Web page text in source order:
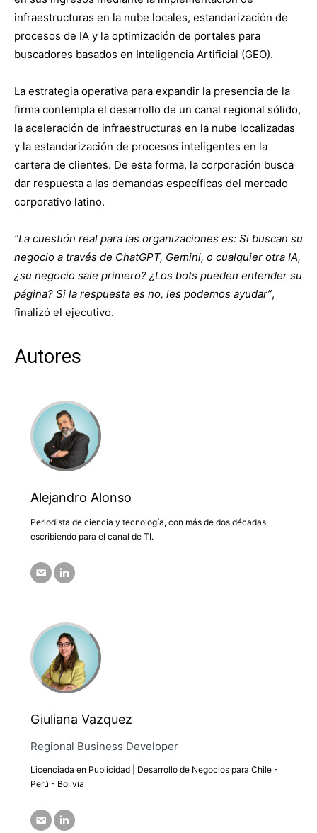
infraestructuras en la nube locales, estandarización de
procesos de IA y la optimización de portales para
buscadores basados en Inteligencia Artificial (GEO).
La estrategia operativa para expandir la presencia de la
firma contempla el desarrollo de un canal regional sólido,
la aceleración de infraestructuras en la nube localizadas
y la estandarización de procesos inteligentes en la
cartera de clientes. De esta forma, la corporación busca
dar respuesta a las demandas específicas del mercado
corporativo latino.
“La cuestión real para las organizaciones es: Si buscan su
negocio a través de ChatGPT, Gemini, o cualquier otra IA,
¿su negocio sale primero? ¿Los bots pueden entender su
página? Si la respuesta es no, les podemos ayudar”,
finalizó el ejecutivo.
Autores
Alejandro Alonso
Periodista de ciencia y tecnología, con más de dos décadas
escribiendo para el canal de TI.
Giuliana Vazquez
Regional Business Developer
Licenciada en Publicidad | Desarrollo de Negocios para Chile -
Perú - Bolivia